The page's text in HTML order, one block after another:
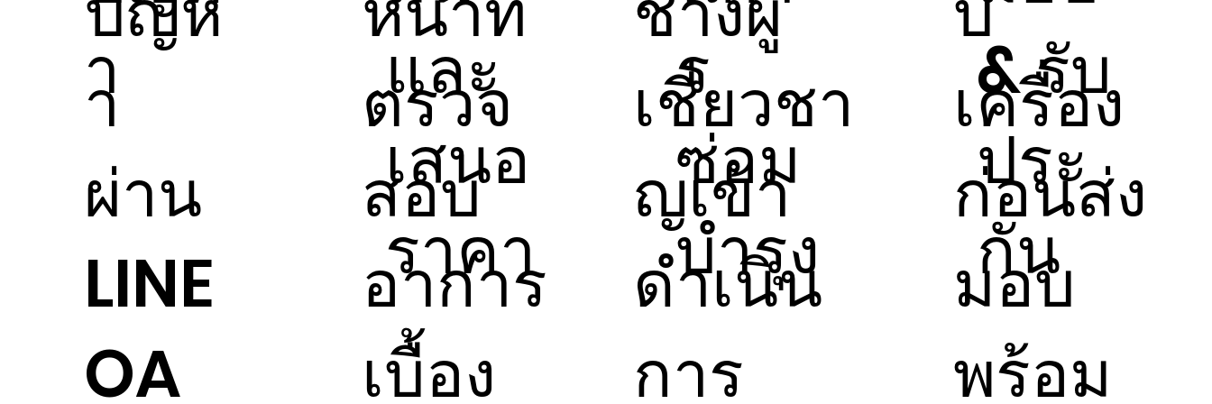
า
และ
เสนอ
ราคา
ร
ซ่อม
บำรุง
& รับ
ประ
กัน
า
ผ่าน
LINE
OA
ตรวจ
สอบ
อาการ
เบื้อง
เชี่ยวชา
ญเข้า
ดำเนิน
การ
เครื่อง
ก่อนส่ง
มอบ
พร้อม